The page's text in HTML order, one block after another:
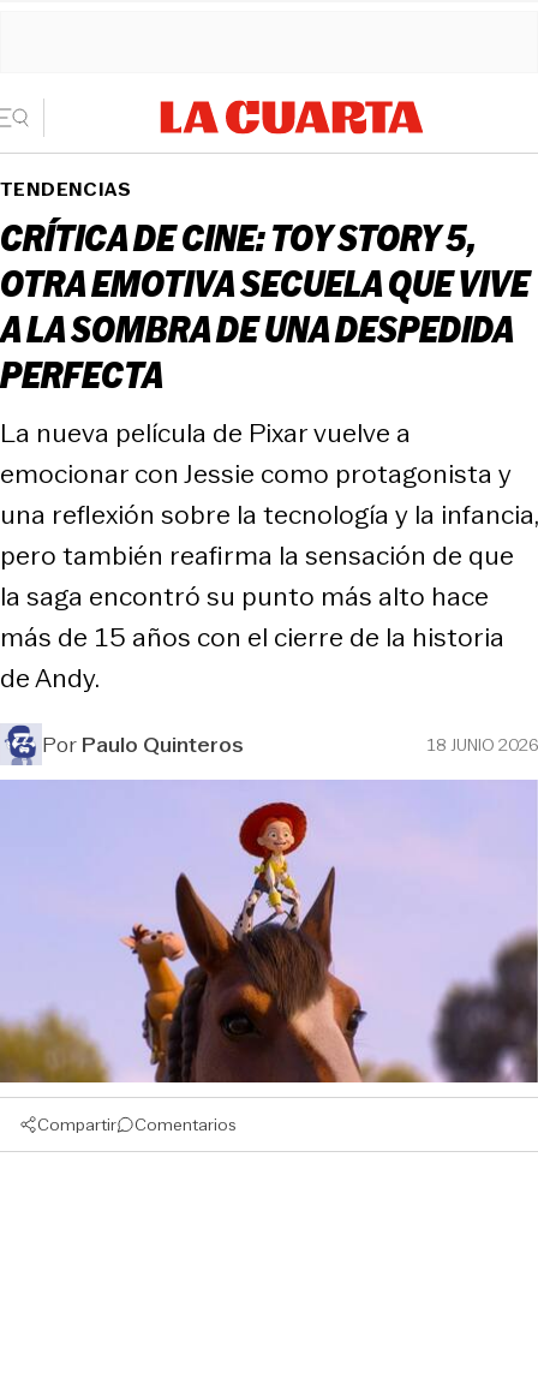
TENDENCIAS
CRÍTICA DE CINE: TOY STORY 5,
OTRA EMOTIVA SECUELA QUE VIVE
A LA SOMBRA DE UNA DESPEDIDA
PERFECTA
La nueva película de Pixar vuelve a
emocionar con Jessie como protagonista y
una reflexión sobre la tecnología y la infancia,
pero también reafirma la sensación de que
la saga encontró su punto más alto hace
más de 15 años con el cierre de la historia
de Andy.
PorPaulo Quinteros 18 JUNIO 2026
Compartir Comentarios